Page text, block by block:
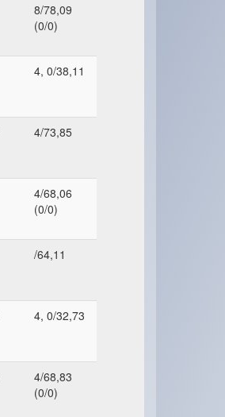
8/78,09
(0/0)
4, 0/38,11
4/73,85
4/68,06
(0/0)
/64,11
4, 0/32,73
4/68,83
(0/0)